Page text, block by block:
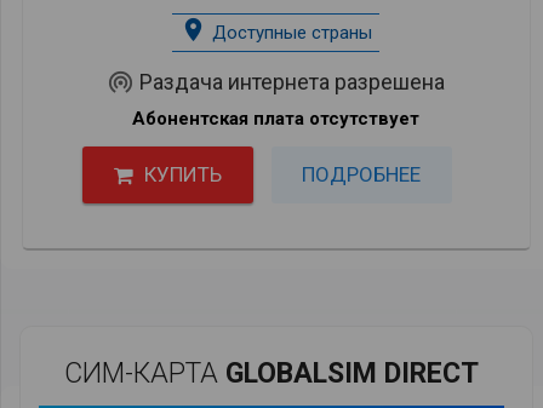
place Доступные страны
wifi_tethering Раздача интернета разрешена
Абонентская плата отсутствует
КУПИТЬ ПОДРОБНЕЕ
СИМ-КАРТА GLOBALSIM DIRECT